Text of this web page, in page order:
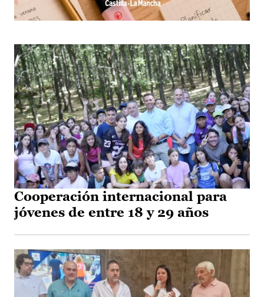
Cooperación internacional para
jóvenes de entre 18 y 29 años